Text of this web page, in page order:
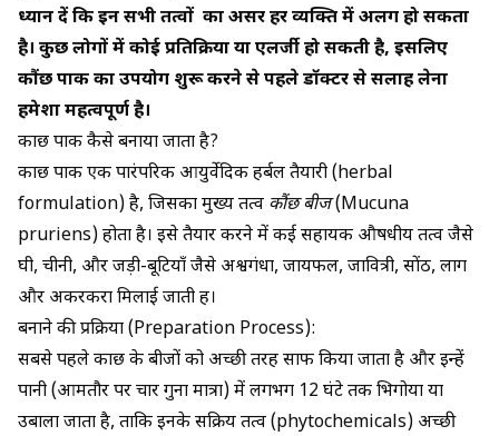
ध्यान दें कि इन सभी तत्वों का असर हर व्यक्ति में अलग हो सकता
है। कुछ लोगों में कोई प्रतिक्रिया या एलर्जी हो सकती है, इसलिए
कौंछ पाक का उपयोग शुरू करने से पहले डॉक्टर से सलाह लेना
हमेशा महत्वपूर्ण है।
कौंछ पाक कैसे बनाया जाता है?
कौंछ पाक एक पारंपरिक आयुर्वेदिक हर्बल तैयारी (herbal
formulation) है, जिसका मुख्य तत्व कौंछ बीज(Mucuna
pruriens) होता है। इसे तैयार करने में कई सहायक औषधीय तत्व जैसे
घी, चीनी, और जड़ी-बूटियाँ जैसे अश्वगंधा, जायफल, जावित्री, सोंठ, लौंग
और अकरकरा मिलाई जाती हैं।
बनाने की प्रक्रिया (Preparation Process):
सबसे पहले कौंछ के बीजों को अच्छी तरह साफ किया जाता है और इन्हें
पानी (आमतौर पर चार गुना मात्रा) में लगभग 12 घंटे तक भिगोया या
उबाला जाता है, ताकि इनके सक्रिय तत्व (phytochemicals) अच्छी